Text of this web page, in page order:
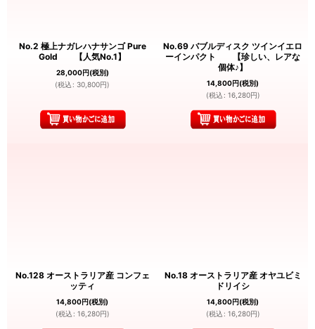
No.2 極上ナガレハナサンゴ Pure
Gold 【人気No.1】
28,000円(税別)
(税込 : 30,800円)
No.69 バブルディスク ツインイエロ
ーインパクト 【珍しい、レアな
個体♪】
14,800円(税別)
(税込 : 16,280円)
No.128 オーストラリア産 コンフェ
ッティ
14,800円(税別)
(税込 : 16,280円)
No.18 オーストラリア産 オヤユビミ
ドリイシ
14,800円(税別)
(税込 : 16,280円)